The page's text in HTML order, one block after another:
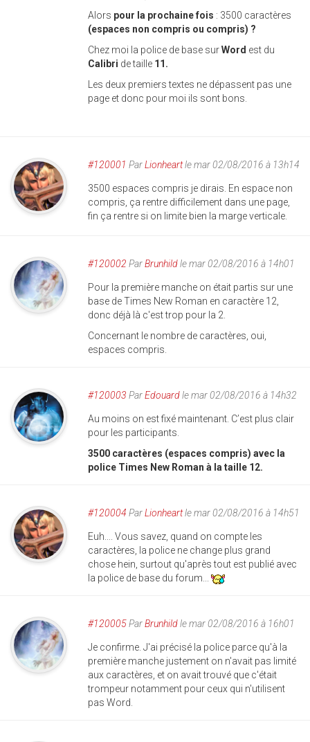
Alors pour la prochaine fois : 3500 caractères
(espaces non compris ou compris) ?
Chez moi la police de base surWord est du
Calibri de taille 11.
Les deux premiers textes ne dépassent pas une
page et donc pour moi ils sont bons.
#120001 ParLionheartle mar 02/08/2016 à 13h14
3500 espaces compris je dirais. En espace non
compris, ça rentre difficilement dans une page,
fin ça rentre si on limite bien la marge verticale.
#120002 ParBrunhildle mar 02/08/2016 à 14h01
Pour la première manche on était partis sur une
base de Times New Roman en caractère 12,
donc déjà là c'est trop pour la 2.
Concernant le nombre de caractères, oui,
espaces compris.
#120003 ParEdouardle mar 02/08/2016 à 14h32
Au moins on est fixé maintenant. C’est plus clair
pour les participants.
3500 caractères (espaces compris) avec la
police Times New Roman à la taille 12.
#120004 ParLionheartle mar 02/08/2016 à 14h51
Euh.... Vous savez, quand on compte les
caractères, la police ne change plus grand
chose hein, surtout qu'après tout est publié avec
la police de base du forum...
#120005ParBrunhildle mar 02/08/2016 à 16h01
Je confirme. J'ai précisé la police parce qu'à la
première manche justement on n'avait pas limité
aux caractères, et on avait trouvé que c'était
trompeur notamment pour ceux qui n'utilisent
pas Word.